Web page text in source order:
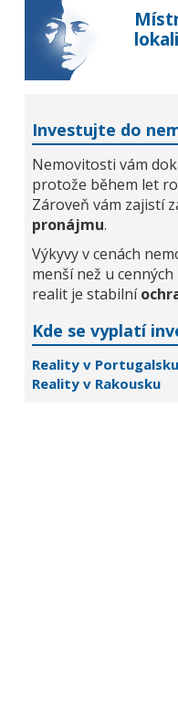
Investujte do
Nemovitosti vám
protože během let
Zároveň vám zajistí
pronájmu.
Výkyvy v cenách
menší než u
realit je stabilní
Kde se vyplatí
Reality v Portugalsku
Reality v Rakousku